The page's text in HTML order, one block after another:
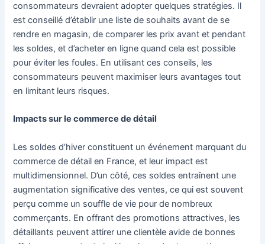
consommateurs devraient adopter quelques stratégies. Il
est conseillé d’établir une liste de souhaits avant de se
rendre en magasin, de comparer les prix avant et pendant
les soldes, et d’acheter en ligne quand cela est possible
pour éviter les foules. En utilisant ces conseils, les
consommateurs peuvent maximiser leurs avantages tout
en limitant leurs risques.
Impacts sur le commerce de détail
Les soldes d’hiver constituent un événement marquant du
commerce de détail en France, et leur impact est
multidimensionnel. D’un côté, ces soldes entraînent une
augmentation significative des ventes, ce qui est souvent
perçu comme un souffle de vie pour de nombreux
commerçants. En offrant des promotions attractives, les
détaillants peuvent attirer une clientèle avide de bonnes